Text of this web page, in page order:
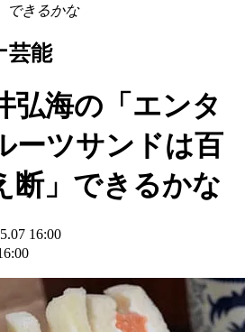
できるかな
芸能
弘海の「エンタ
ーツサンドは百
断」できるかな
16:00